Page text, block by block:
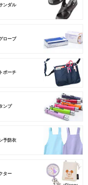
ンダル
ローブ
ポーチ
ンプ
予防衣
ター